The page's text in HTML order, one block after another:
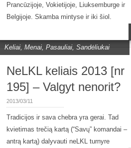
Prancūzijoje, Vokietijoje, Liuksemburge ir
Belgijoje. Skamba mintyse ir iki šiol.
Keliai,Menai,Pasauliai,Sandėliukai
NeLKL keliais 2013 [nr
195] – Valgyt nenorit?
2013/03/11
Tradicijos ir sava chebra yra gerai. Tad
kvietimas trečią kartą (“Savų” komandai –
antrą kartą) dalyvauti neLKL turnyre